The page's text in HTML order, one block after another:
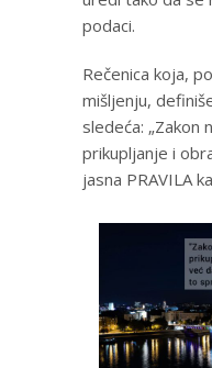
podaci.
Rečenica koja,
mišljenju,
sledeća: „Zakon
prikupljanje i
jasna PRAVILA